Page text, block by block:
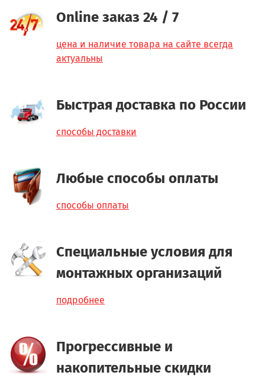
Online заказ 24 / 7
цена и наличие товара на сайте всегда
актуальны
Быстрая доставка по России
способы доставки
Любые способы оплаты
способы оплаты
Специальные условия для
монтажных организаций
подробнее
Прогрессивные и
накопительные скидки